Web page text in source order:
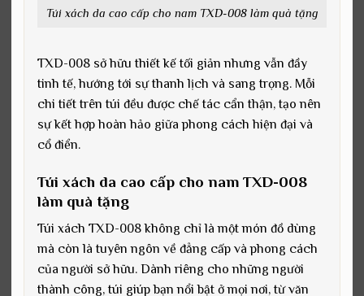
Túi xách da cao cấp cho nam TXD-008 làm quà tặng
TXD-008 sở hữu thiết kế tối giản nhưng vẫn đầy
tinh tế, hướng tới sự thanh lịch và sang trọng. Mỗi
chi tiết trên túi đều được chế tác cẩn thận, tạo nên
sự kết hợp hoàn hảo giữa phong cách hiện đại và
cổ điển.
Túi xách da cao cấp cho nam TXD-008
làm quà tặng
Túi xách TXD-008 không chỉ là một món đồ dùng
mà còn là tuyên ngôn về đẳng cấp và phong cách
của người sở hữu. Dành riêng cho những người
thành công, túi giúp bạn nổi bật ở mọi nơi, từ văn